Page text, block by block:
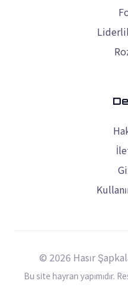
© 2026 Hasır
Bu site hayran yapımıdır.